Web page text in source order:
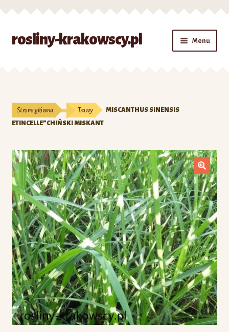
Przejdź
Przejdź
rosliny-krakowscy.pl Menu
Kontakt
Moje konto
O nas
Zamówienie
Strona główna Trawy
MISCANTHUS SINENSIS
ETINCELLE”CHIŃSKI MISKANT